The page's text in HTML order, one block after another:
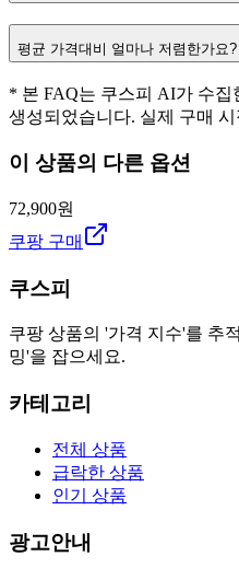
평균 가격대비 얼마나 저렴한가요?
* 본 FAQ는 쿠스피 AI가 수
생성되었습니다. 실제 구매
이 상품의 다른 옵션
72,900원
쿠팡 구매
쿠스피
쿠팡 상품의 '가격 지수'를 추
밍'을 잡으세요.
카테고리
전체 상품
급락한 상품
인기 상품
광고안내